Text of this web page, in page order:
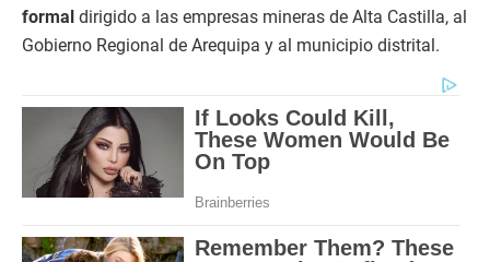
formal dirigido a las empresas mineras de Alta Castilla, al
Gobierno Regional de Arequipa y al municipio distrital.